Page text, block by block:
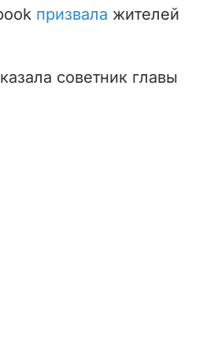
призвала жителей
советник главы